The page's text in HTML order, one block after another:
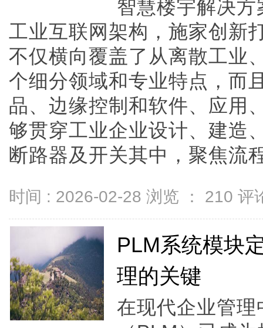
智慧楼宇解决
工业互联网架构，施家创新
不仅横向覆盖了从离散工业
个细分领域和专业特点，而
品、边缘控制和软件、应用
够贯穿工业企业设计、建造
断路器及开关其中，聚焦流
时间 : 2026-02-28 浏览 ： 210 评
PLM系统模块
理的关键
在现代企业管